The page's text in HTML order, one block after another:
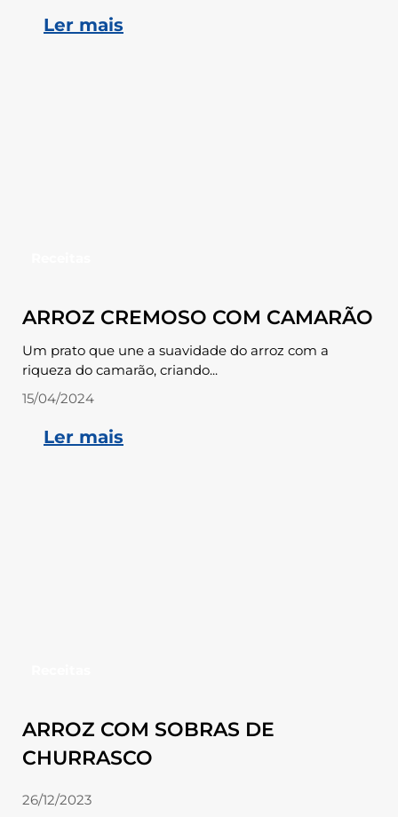
Ler mais
ARROZ CREMOSO COM CAMARÃO
Um prato que une a suavidade do arroz com a
riqueza do camarão, criando...
15/04/2024
Ler mais
ARROZ COM SOBRAS DE
CHURRASCO
26/12/2023